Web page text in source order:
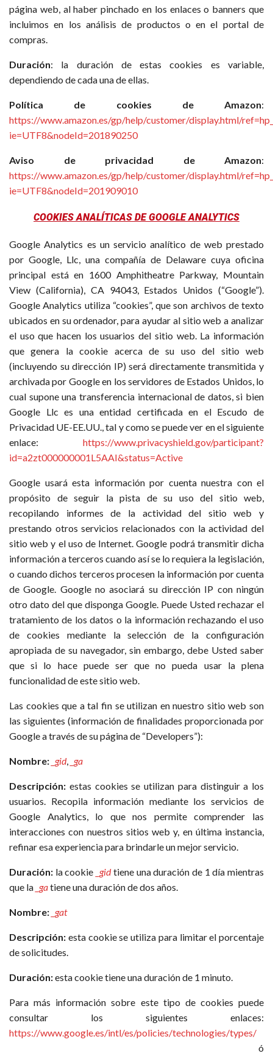
página web, al haber pinchado en los enlaces o banners que
incluimos en los análisis de productos o en el portal de
compras.
Duración: la duración de estas cookies es variable,
dependiendo de cada una de ellas.
Política de cookies de Amazon:
https://www.amazon.es/gp/help/customer/display.html/
ie=UTF8&nodeId=201890250
Aviso de privacidad de Amazon:
https://www.amazon.es/gp/help/customer/display.html/
ie=UTF8&nodeId=201909010
COOKIES ANALÍTICAS DE GOOGLE ANALYTICS
Google Analytics es un servicio analítico de web prestado
por Google, Llc, una compañía de Delaware cuya oficina
principal está en 1600 Amphitheatre Parkway, Mountain
View (California), CA 94043, Estados Unidos (“Google”).
Google Analytics utiliza “cookies”, que son archivos de texto
ubicados en su ordenador, para ayudar al sitio web a analizar
el uso que hacen los usuarios del sitio web. La información
que genera la cookie acerca de su uso del sitio web
(incluyendo su dirección IP) será directamente transmitida y
archivada por Google en los servidores de Estados Unidos, lo
cual supone una transferencia internacional de datos, si bien
Google Llc es una entidad certificada en el Escudo de
Privacidad UE-EE.UU., tal y como se puede ver en el siguiente
enlace: https://www.privacyshield.gov/participant?
id=a2zt000000001L5AAI&status=Active
Google usará esta información por cuenta nuestra con el
propósito de seguir la pista de su uso del sitio web,
recopilando informes de la actividad del sitio web y
prestando otros servicios relacionados con la actividad del
sitio web y el uso de Internet. Google podrá transmitir dicha
información a terceros cuando así se lo requiera la legislación,
o cuando dichos terceros procesen la información por cuenta
de Google. Google no asociará su dirección IP con ningún
otro dato del que disponga Google. Puede Usted rechazar el
tratamiento de los datos o la información rechazando el uso
de cookies mediante la selección de la configuración
apropiada de su navegador, sin embargo, debe Usted saber
que si lo hace puede ser que no pueda usar la plena
funcionalidad de este sitio web.
Las cookies que a tal fin se utilizan en nuestro sitio web son
las siguientes (información de finalidades proporcionada por
Google a través de su página de “Developers”):
Nombre: _gid, _ga
Descripción: estas cookies se utilizan para distinguir a los
usuarios. Recopila información mediante los servicios de
Google Analytics, lo que nos permite comprender las
interacciones con nuestros sitios web y, en última instancia,
refinar esa experiencia para brindarle un mejor servicio.
Duración: la cookie _gidtiene una duración de 1 día mientras
que la _gatiene una duración de dos años.
Nombre: _gat
Descripción: esta cookie se utiliza para limitar el porcentaje
de solicitudes.
Duración:esta cookie tiene una duración de 1 minuto.
Para más información sobre este tipo de cookies puede
consultar los siguientes enlaces:
https://www.google.es/intl/es/policies/technologies/types/
ó